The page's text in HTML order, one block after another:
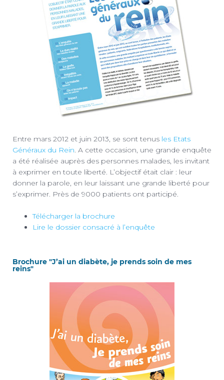
Entre mars 2012 et juin 2013, se sont tenus les Etats
Généraux du Rein. A cette occasion, une grande enquête
a été réalisée auprès des personnes malades, les invitant
à exprimer en toute liberté. L’objectif était clair : leur
donner la parole, en leur laissant une grande liberté pour
s’exprimer. Près de 9000 patients ont participé.
Télécharger la brochure
Lire le dossier consacré à l’enquête
Brochure "J’ai un diabète, je prends soin de mes
reins"